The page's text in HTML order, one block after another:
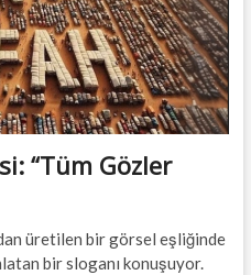
“Tüm Gözler
üretilen bir görsel eşliğinde
bir sloganı konuşuyor.